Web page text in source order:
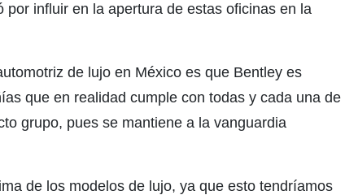
influir en la apertura de estas oficinas en la
de lujo en México es que Bentley es
que en realidad cumple con todas y cada una de
grupo, pues se mantiene a la vanguardia
de los modelos de lujo, ya que esto tendríamos